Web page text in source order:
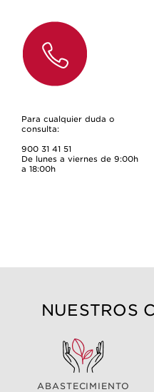
Para cualquier duda o
consulta:
900 31 41 51
De lunes a viernes de 9:00h
a 18:00h
NUESTROS
ABASTECIMIENTO